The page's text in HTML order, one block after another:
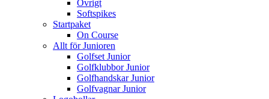
Övrigt
Softspikes
Startpaket
On Course
Allt för Junioren
Golfset Junior
Golfklubbor Junior
Golfhandskar Junior
Golfvagnar Junior